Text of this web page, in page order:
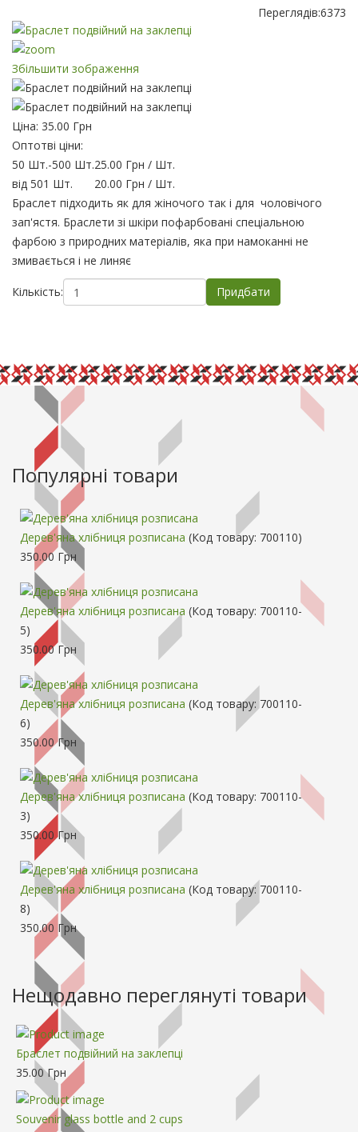
Переглядів:6373
Збільшити зображення
Ціна: 35.00 Грн
Оптотві ціни:
50 Шт.-500 Шт.25.00 Грн / Шт.
від 501 Шт.
20.00 Грн / Шт.
Браслет підходить як для жіночого так і для чоловічого
зап'ястя. Браслети зі шкіри пофарбовані спеціальною
фарбою з природних матеріалів, яка при намоканні не
змивається і не линяє
Кількість:
Популярні товари
Дерев'яна хлібниця розписана (Код товару: 700110)
350.00 Грн
Дерев'яна хлібниця розписана (Код товару: 700110-
5)
350.00 Грн
Дерев'яна хлібниця розписана (Код товару: 700110-
6)
350.00 Грн
Дерев'яна хлібниця розписана (Код товару: 700110-
3)
350.00 Грн
Дерев'яна хлібниця розписана (Код товару: 700110-
8)
350.00 Грн
Нещодавно переглянуті товари
Браслет подвійний на заклепці
35.00 Грн
Souvenir glass bottle and 2 cups